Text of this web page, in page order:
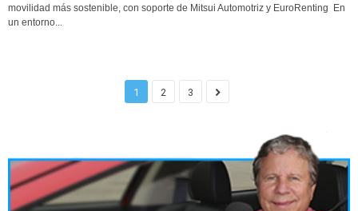
movilidad más sostenible, con soporte de Mitsui Automotriz y EuroRenting En
un entorno...
1 2 3